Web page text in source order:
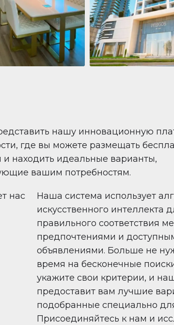
447 $
Promenade,
Квартира681 199
Pelagos by IGO
Pelagos by IGO, Dubai
1271 m²
нашу инновационную
где вы можете размещать
и находить идеальные варианты,
вашим потребностям.
нас
Наша система использует
искусственного интеллекта
правильного соответствия
предпочтениями и
объявлениями. Больше не
время на бесконечные
укажите свои критерии, и
предоставит вам лучшие
подобранные специально
Присоединяйтесь к нам и